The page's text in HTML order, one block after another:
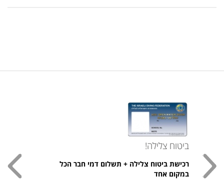
ביטוח צלילה!
רכישת ביטוח צלילה + תשלום דמי חבר הכל
במקום אחד